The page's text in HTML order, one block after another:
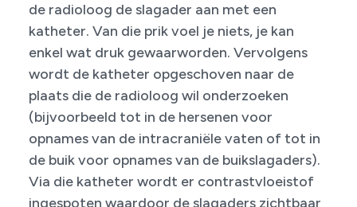
de radioloog de slagader aan met een
katheter. Van die prik voel je niets, je kan
enkel wat druk gewaarworden. Vervolgens
wordt de katheter opgeschoven naar de
plaats die de radioloog wil onderzoeken
(bijvoorbeeld tot in de hersenen voor
opnames van de intracraniële vaten of tot in
de buik voor opnames van de buikslagaders).
Via die katheter wordt er contrastvloeistof
ingespoten waardoor de slagaders zichtbaar